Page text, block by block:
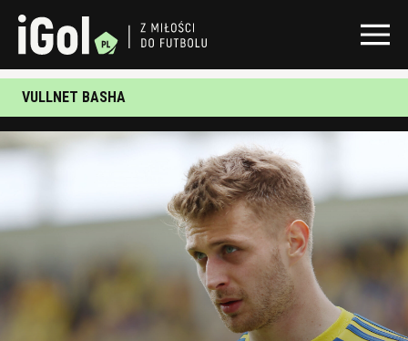
VULLNET BASHA